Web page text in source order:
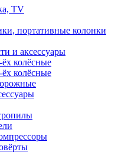
TV
портативные колонки
и аксессуары
колёсные
колёсные